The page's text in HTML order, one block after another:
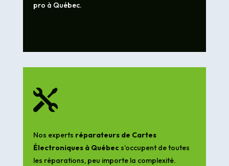
pro à Québec.

Nos experts réparateurs de Cartes
Électroniques à Québecs’occupent de toutes
les réparations, peu importe la complexité.